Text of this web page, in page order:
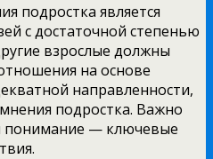
подростка является
с достаточной степенью
взрослые должны
на основе
направленности,
подростка. Важно
понимание — ключевые